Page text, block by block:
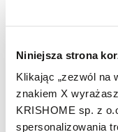
Niniejsza strona
Klikając „zezwól na
znakiem X
KRISHOME sp. z
spersonalizowania
rekomendujemy
barwy.
Czerwony
elewacja?
Czerwone